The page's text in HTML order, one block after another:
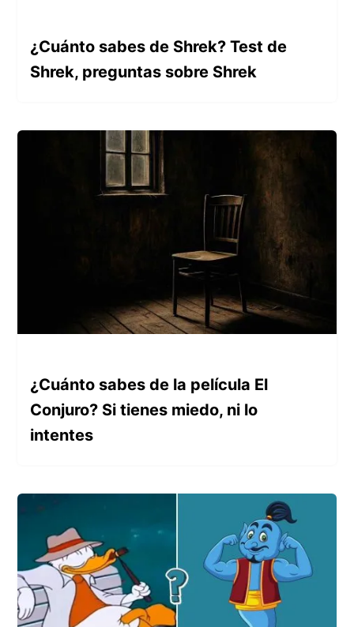
¿Cuánto sabes de Shrek? Test de
Shrek, preguntas sobre Shrek
¿Cuánto sabes de la película El
Conjuro? Si tienes miedo, ni lo
intentes